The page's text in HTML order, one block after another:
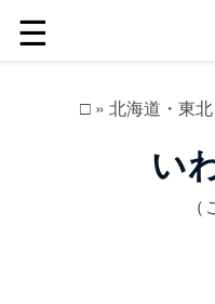
☰
□» 北海道・東北
い